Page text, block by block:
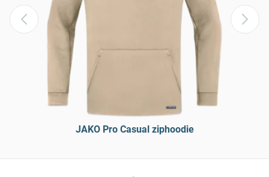
JAKO Pro Casual ziphoodie